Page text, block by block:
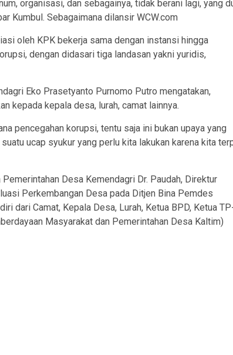
organisasi, dan sebagainya, tidak berani lagi, yang
Kumbul. Sebagaimana dilansir WCW.com
oleh KPK bekerja sama dengan instansi hingga
dengan didasari tiga landasan yakni yuridis,
Eko Prasetyanto Purnomo Putro mengatakan,
kepada kepala desa, lurah, camat lainnya.
pencegahan korupsi, tentu saja ini bukan upaya yang
ucap syukur yang perlu kita lakukan karena kita
Desa Kemendagri Dr. Paudah, Direktur
Perkembangan Desa pada Ditjen Bina Pemdes
dari Camat, Kepala Desa, Lurah, Ketua BPD, Ketua
Masyarakat dan Pemerintahan Desa Kaltim)